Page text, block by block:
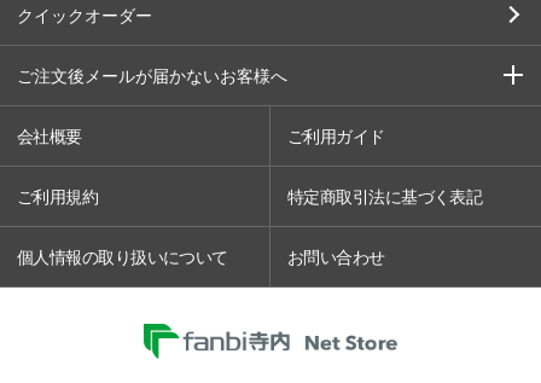
クイックオーダー
ご注文後メールが届かないお客様へ
会社概要 ご利用ガイド
ご利用規約 特定商取引法に基づく表記
個人情報の取り扱いについて お問い合わせ